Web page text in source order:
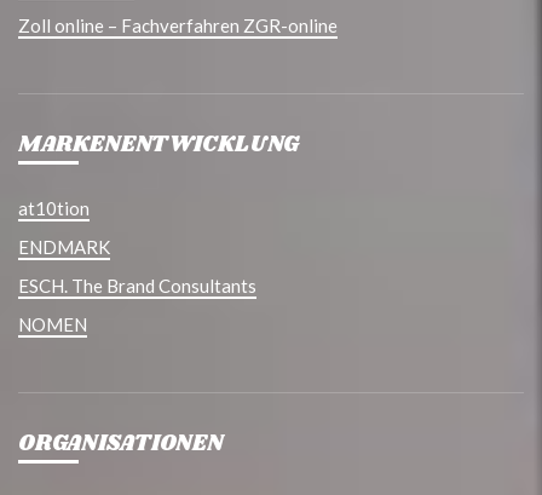
Zoll online – Fachverfahren ZGR-online
MARKENENTWICKLUNG
at10tion
ENDMARK
ESCH. The Brand Consultants
NOMEN
ORGANISATIONEN